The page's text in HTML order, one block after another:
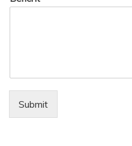
Submit